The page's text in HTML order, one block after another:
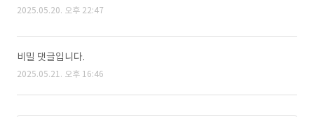
2025.05.20. 오후 22:47
비밀 댓글입니다.
2025.05.21. 오후 16:46